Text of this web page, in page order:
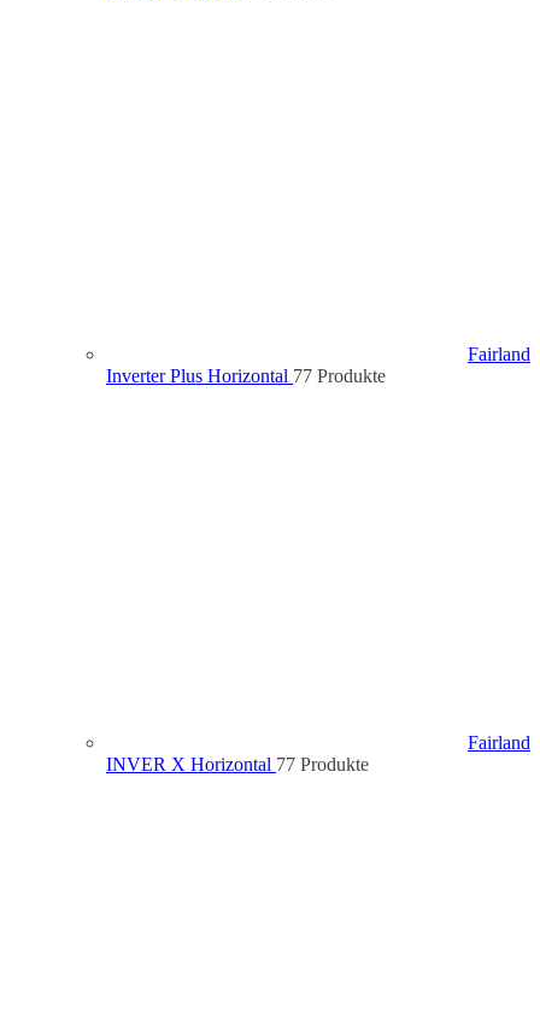
Fairland
Inverter Plus Horizontal 77 Produkte
Fairland
INVER X Horizontal 77 Produkte